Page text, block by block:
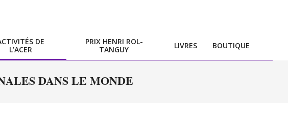
DE
L’ACER
PRIX HENRI ROL-
TANGUY
LIVRES BOUTIQUE
DANS LE MONDE